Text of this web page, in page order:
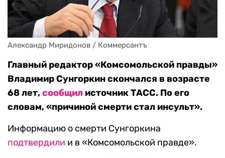
Александр Миридонов / Коммерсантъ
Главный редактор «Комсомольской правды»
Владимир Сунгоркин скончался в возрасте
68 лет,сообщил источник ТАСС. По его
словам, «причиной смерти стал инсульт».
Информацию о смерти Сунгоркина
подтвердили и в «Комсомольской правде».